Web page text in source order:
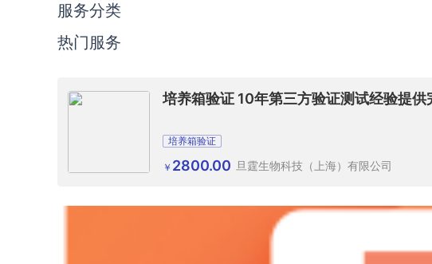
服务分类
热门服务
培养箱验证 10年第三方验证测试经验提
培养箱验证
￥ 2800.00 旦霆生物科技（上海）有限公司